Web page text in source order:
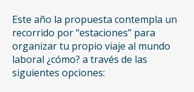
Este año la propuesta contempla un
recorrido por “estaciones” para
organizar tu propio viaje al mundo
laboral ¿cómo? a través de las
siguientes opciones: